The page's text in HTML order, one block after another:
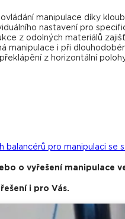
ovládání manipulace díky
nastavení pro
z odolných materiálů
manipulace i při
z horizontální
balancérů pro manipulaci se
o vyřešení manipulace
i pro Vás.